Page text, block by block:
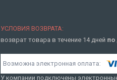
возврат товара в течение 14 дней по
У компании подключены